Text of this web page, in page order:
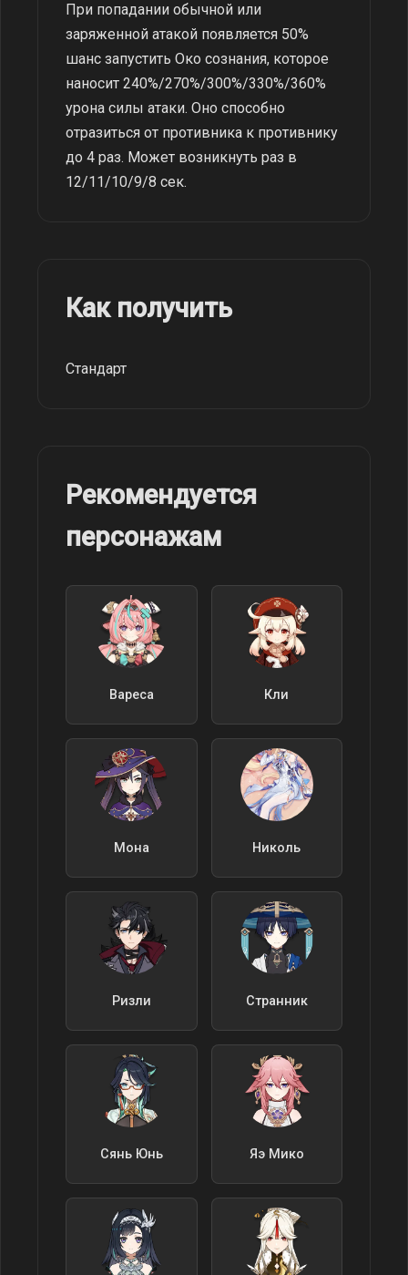
При попадании обычной или
заряженной атакой появляется 50%
шанс запустить Око сознания, которое
наносит 240%/270%/300%/330%/360%
урона силы атаки. Оно способно
отразиться от противника к противнику
до 4 раз. Может возникнуть раз в
12/11/10/9/8 сек.
Как получить
Стандарт
Рекомендуется
персонажам
Вареса Кли
Мона Николь
Ризли Странник
Сянь Юнь Яэ Мико